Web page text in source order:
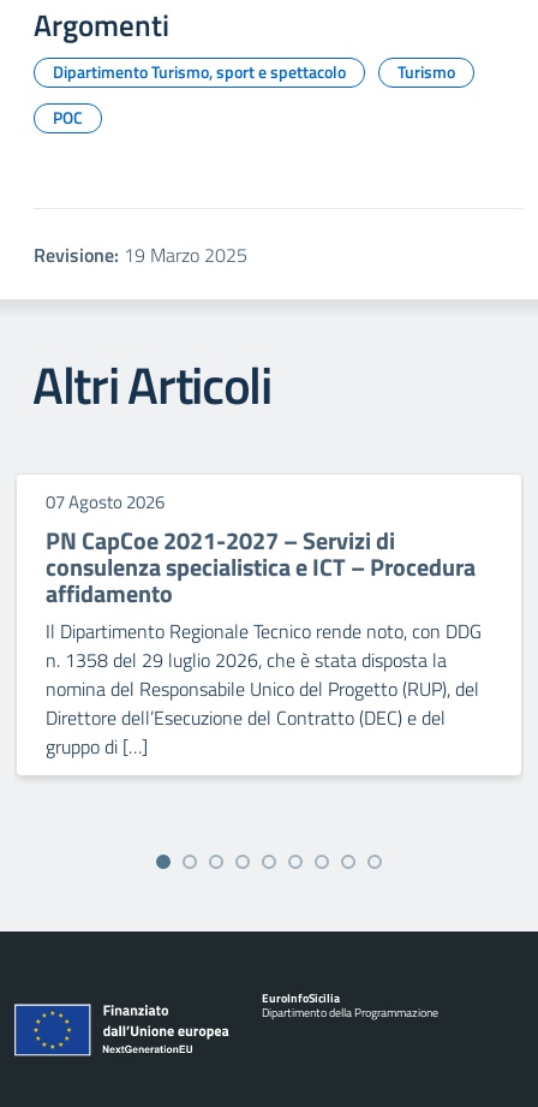
Argomenti
Dipartimento Turismo, sport e spettacolo
Turismo
POC
Revisione: 19 Marzo 2025
Altri Articoli
07 Agosto 2026
PN CapCoe 2021-2027 – Servizi di
consulenza specialistica e ICT – Procedura
affidamento
Il Dipartimento Regionale Tecnico rende noto, con DDG
n. 1358 del 29 luglio 2026, che è stata disposta la
nomina del Responsabile Unico del Progetto (RUP), del
Direttore dell’Esecuzione del Contratto (DEC) e del
gruppo di […]
EuroInfoSicilia
Dipartimento della Programmazione